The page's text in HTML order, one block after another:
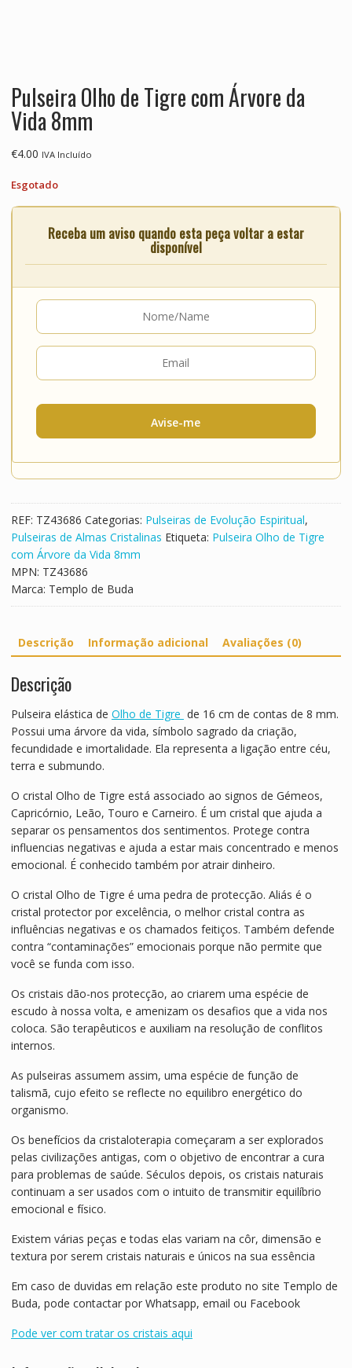
Pulseira Olho de Tigre com Árvore da
Vida 8mm
€4.00 IVA Incluído
Esgotado
Receba um aviso quando esta peça voltar a estar
disponível
Avise-me
REF: TZ43686 Categorias: Pulseiras de Evolução Espiritual,
Pulseiras de Almas Cristalinas Etiqueta: Pulseira Olho de Tigre
com Árvore da Vida 8mm
MPN: TZ43686
Marca: Templo de Buda
Descrição Informação adicional Avaliações (0)
Descrição
Pulseira elástica de Olho de Tigre de 16 cm de contas de 8 mm.
Possui uma árvore da vida, símbolo sagrado da criação,
fecundidade e imortalidade. Ela representa a ligação entre céu,
terra e submundo.
O cristal Olho de Tigre está associado ao signos de Gémeos,
Capricórnio, Leão, Touro e Carneiro. É um cristal que ajuda a
separar os pensamentos dos sentimentos. Protege contra
influencias negativas e ajuda a estar mais concentrado e menos
emocional. É conhecido também por atrair dinheiro.
O cristal Olho de Tigre é uma pedra de protecção. Aliás é o
cristal protector por excelência, o melhor cristal contra as
influências negativas e os chamados feitiços. Também defende
contra “contaminações” emocionais porque não permite que
você se funda com isso.
Os cristais dão-nos protecção, ao criarem uma espécie de
escudo à nossa volta, e amenizam os desafios que a vida nos
coloca. São terapêuticos e auxiliam na resolução de conflitos
internos.
As pulseiras assumem assim, uma espécie de função de
talismã, cujo efeito se reflecte no equilibro energético do
organismo.
Os benefícios da cristaloterapia começaram a ser explorados
pelas civilizações antigas, com o objetivo de encontrar a cura
para problemas de saúde. Séculos depois, os cristais naturais
continuam a ser usados com o intuito de transmitir equilíbrio
emocional e físico.
Existem várias peças e todas elas variam na côr, dimensão e
textura por serem cristais naturais e únicos na sua essência
Em caso de duvidas em relação este produto no site Templo de
Buda, pode contactar por Whatsapp, email ou Facebook
Pode ver com tratar os cristais aqui